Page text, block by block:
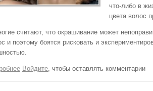
что-либо в
цвета волос
считают, что окрашивание может
и поэтому боятся рисковать и
о Отличный вариант для перемен
Войдите, чтобы оставлять комментарии